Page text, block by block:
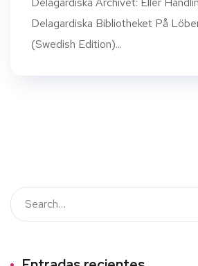
Delagardiska Bibliotheket På
(Swedish Edition)...